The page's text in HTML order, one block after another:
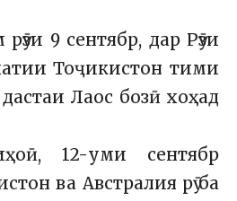
9 сентябр, дар Рӯзи
Тоҷикистон тими
Лаос бозӣ хоҳад
12-уми сентябр
ва Австралия рӯ ба